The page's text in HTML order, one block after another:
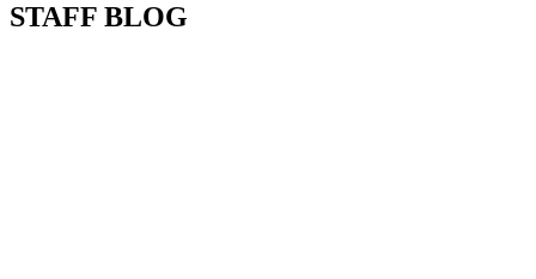
STAFF BLOG